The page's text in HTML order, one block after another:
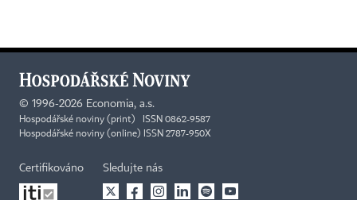
© 1996-2026 Economia, a.s.
Hospodářské noviny (print) ISSN 0862-9587
Hospodářské noviny (online) ISSN 2787-950X
Certifikováno Sledujte nás